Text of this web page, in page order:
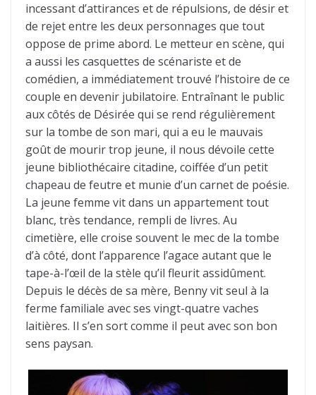
incessant d’attirances et de répulsions, de désir et
de rejet entre les deux personnages que tout
oppose de prime abord. Le metteur en scène, qui
a aussi les casquettes de scénariste et de
comédien, a immédiatement trouvé l’histoire de ce
couple en devenir jubilatoire. Entraînant le public
aux côtés de Désirée qui se rend régulièrement
sur la tombe de son mari, qui a eu le mauvais
goût de mourir trop jeune, il nous dévoile cette
jeune bibliothécaire citadine, coiffée d’un petit
chapeau de feutre et munie d’un carnet de poésie.
La jeune femme vit dans un appartement tout
blanc, très tendance, rempli de livres. Au
cimetière, elle croise souvent le mec de la tombe
d’à côté, dont l’apparence l’agace autant que le
tape-à-l’œil de la stèle qu’il fleurit assidûment.
Depuis le décès de sa mère, Benny vit seul à la
ferme familiale avec ses vingt-quatre vaches
laitières. Il s’en sort comme il peut avec son bon
sens paysan.